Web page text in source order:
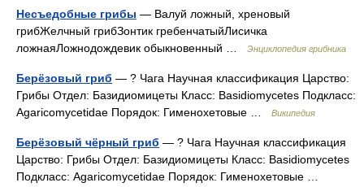
Несъедобные грибы — Валуй ложный, хреновый
грибЖелчный грибЗонтик гребенчатыйЛисичка
ложнаяЛожнодождевик обыкновенный …
Энциклопедия грибника
Берёзовый гриб — ? Чага Научная классификация Царство:
Грибы Отдел: Базидиомицеты Класс: Basidiomycetes Подкласс:
Agaricomycetidae Порядок: Гименохетовые …
Википедия
Берёзовый чёрный гриб — ? Чага Научная классификация
Царство: Грибы Отдел: Базидиомицеты Класс: Basidiomycetes
Подкласс: Agaricomycetidae Порядок: Гименохетовые …